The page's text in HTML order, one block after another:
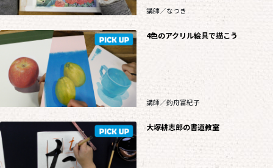
講師／なつき
4色のアクリル絵具で描こう
講師／釣舟富紀子
大塚耕志郎の書道教室